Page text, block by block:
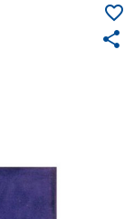
share
favorite_border